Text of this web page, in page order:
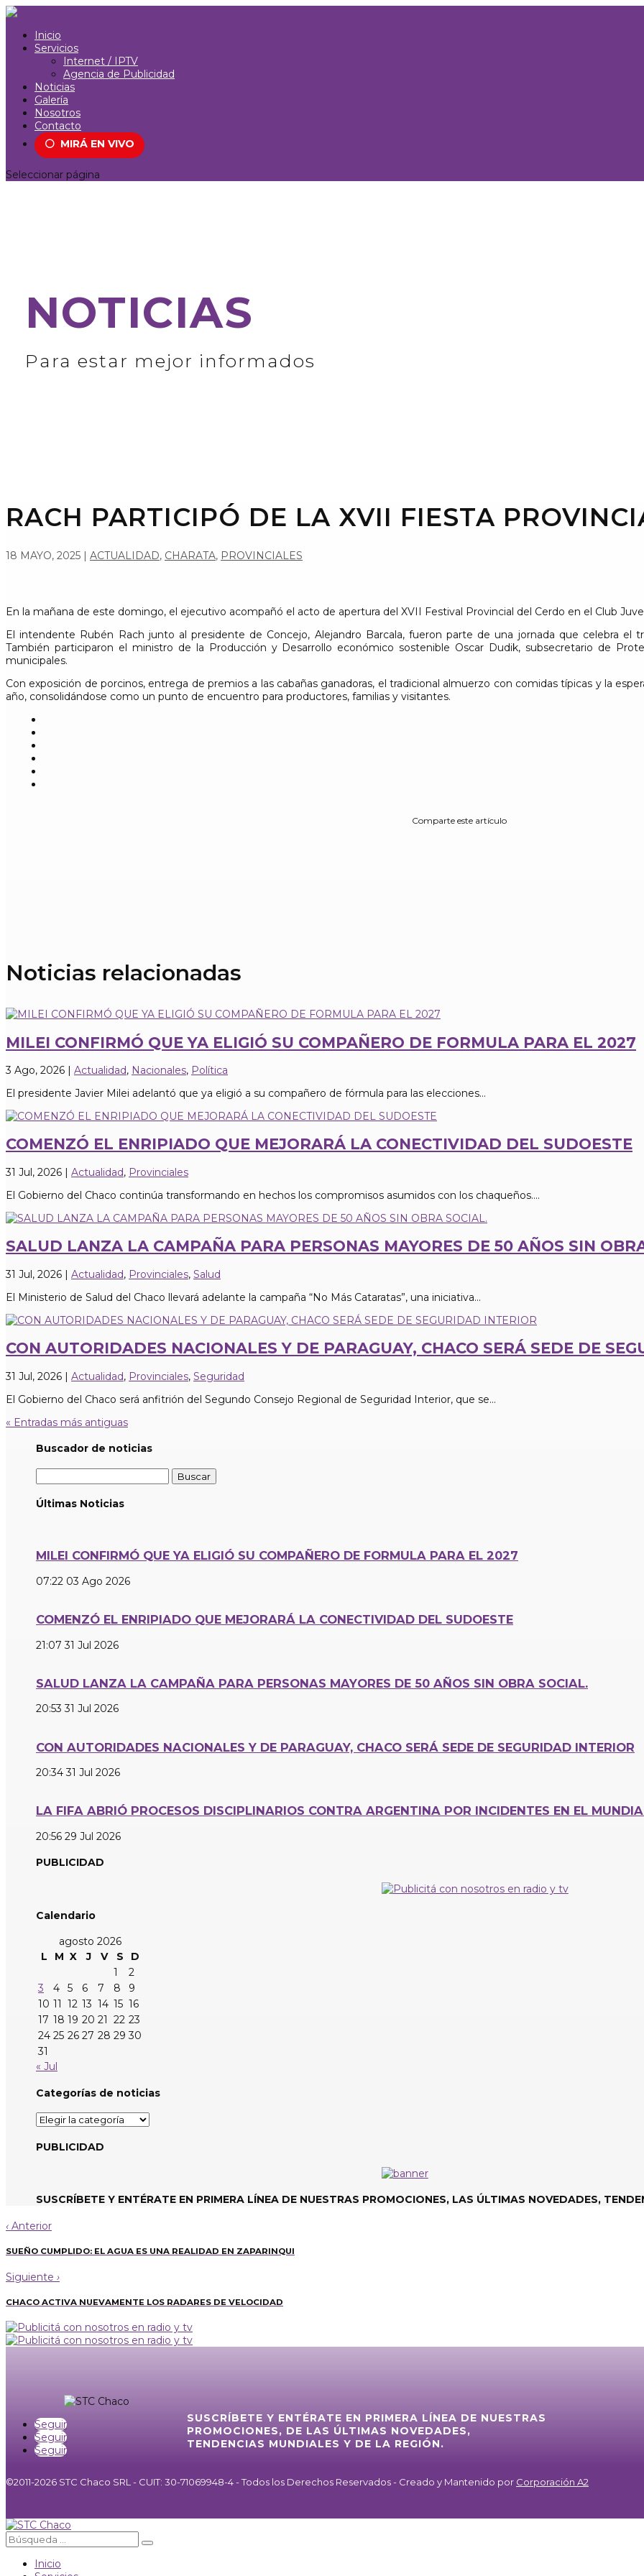
Inicio
Servicios
Internet / IPTV
Agencia de Publicidad
Noticias
Galería
Nosotros
Contacto
⚪ MIRÁ EN VIVO
Seleccionar página
NOTICIAS
Para estar mejor informados
RACH PARTICIPÓ DE LA XVII FIESTA
18 MAYO, 2025 | ACTUALIDAD, CHARATA, PROVINCIALES
En la mañana de este domingo, el ejecutivo acompañó el acto de apertura del XVII Festival Provincial del Cerdo en el Club
El intendente Rubén Rach junto al presidente de Concejo, Alejandro Barcala, fueron parte de una jornada que celebra el
También participaron el ministro de la Producción y Desarrollo económico sostenible Oscar Dudik, subsecretario de
municipales.
Con exposición de porcinos, entrega de premios a las cabañas ganadoras, el tradicional almuerzo con comidas típicas y la
año, consolidándose como un punto de encuentro para productores, familias y visitantes.
Comparte este artículo
Noticias relacionadas
MILEI CONFIRMÓ QUE YA ELIGIÓ SU COMPAÑERO DE FORMULA PARA EL 2027
3 Ago, 2026 | Actualidad, Nacionales, Política
El presidente Javier Milei adelantó que ya eligió a su compañero de fórmula para las elecciones...
COMENZÓ EL ENRIPIADO QUE MEJORARÁ LA CONECTIVIDAD DEL SUDOESTE
31 Jul, 2026 | Actualidad, Provinciales
El Gobierno del Chaco continúa transformando en hechos los compromisos asumidos con los chaqueños....
SALUD LANZA LA CAMPAÑA PARA PERSONAS MAYORES DE 50 AÑOS SIN
31 Jul, 2026 | Actualidad, Provinciales, Salud
El Ministerio de Salud del Chaco llevará adelante la campaña “No Más Cataratas”, una iniciativa...
CON AUTORIDADES NACIONALES Y DE PARAGUAY, CHACO SERÁ SEDE DE
31 Jul, 2026 | Actualidad, Provinciales, Seguridad
El Gobierno del Chaco será anfitrión del Segundo Consejo Regional de Seguridad Interior, que se...
« Entradas más antiguas
Buscador de noticias
Últimas Noticias
MILEI CONFIRMÓ QUE YA ELIGIÓ SU COMPAÑERO DE FORMULA PARA EL 2027
07:22 03 Ago 2026
COMENZÓ EL ENRIPIADO QUE MEJORARÁ LA CONECTIVIDAD DEL SUDOESTE
21:07 31 Jul 2026
SALUD LANZA LA CAMPAÑA PARA PERSONAS MAYORES DE 50 AÑOS SIN OBRA SOCIAL.
20:53 31 Jul 2026
CON AUTORIDADES NACIONALES Y DE PARAGUAY, CHACO SERÁ SEDE DE SEGURIDAD INTERIOR
20:34 31 Jul 2026
LA FIFA ABRIÓ PROCESOS DISCIPLINARIOS CONTRA ARGENTINA POR INCIDENTES EN EL
20:56 29 Jul 2026
PUBLICIDAD
Calendario
agosto 2026
L
M X J V S
D
1
2
3
4 5 6 7 8
9
10 11 12 13 14 15 16
17 18 19 20 21 22 23
24 25 26 27 28 29 30
31
« Jul
Categorías de noticias
Categorías
noticias
PUBLICIDAD
SUSCRÍBETE Y ENTÉRATE EN PRIMERA LÍNEA DE NUESTRAS PROMOCIONES, LAS ÚLTIMAS NOVEDADES,
‹ Anterior
SUEÑO CUMPLIDO: EL AGUA ES UNA REALIDAD EN ZAPARINQUI
Siguiente ›
CHACO ACTIVA NUEVAMENTE LOS RADARES DE VELOCIDAD
Seguir
Seguir
Seguir
SUSCRÍBETE Y ENTÉRATE EN PRIMERA LÍNEA DE NUESTRAS
PROMOCIONES, DE LAS ÚLTIMAS NOVEDADES,
TENDENCIAS MUNDIALES Y DE LA REGIÓN.
©2011-2026 STC Chaco SRL - CUIT: 30-71069948-4 - Todos los Derechos Reservados - Creado y Mantenido por Corporación A2
Inicio